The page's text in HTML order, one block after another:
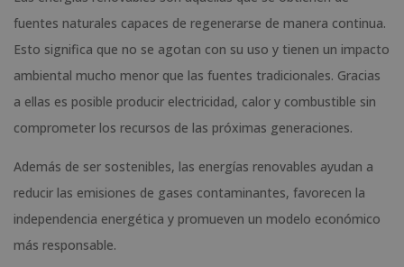
fuentes naturales capaces de regenerarse de manera continua.
Esto significa que no se agotan con su uso y tienen un impacto
ambiental mucho menor que las fuentes tradicionales. Gracias
a ellas es posible producir electricidad, calor y combustible sin
comprometer los recursos de las próximas generaciones.
Además de ser sostenibles, las energías renovables ayudan a
reducir las emisiones de gases contaminantes, favorecen la
independencia energética y promueven un modelo económico
más responsable.